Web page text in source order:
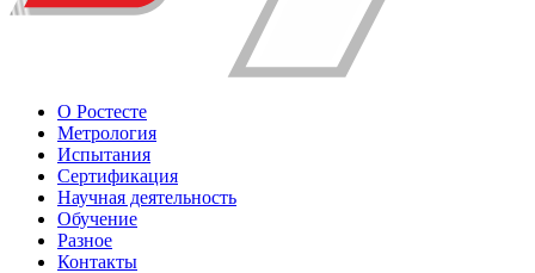
О Ростесте
Метрология
Испытания
Сертификация
Научная деятельность
Обучение
Разное
Контакты